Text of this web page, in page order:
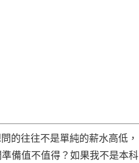
的往往不是單純的薪水高低，
備值不值得？如果我不是本科